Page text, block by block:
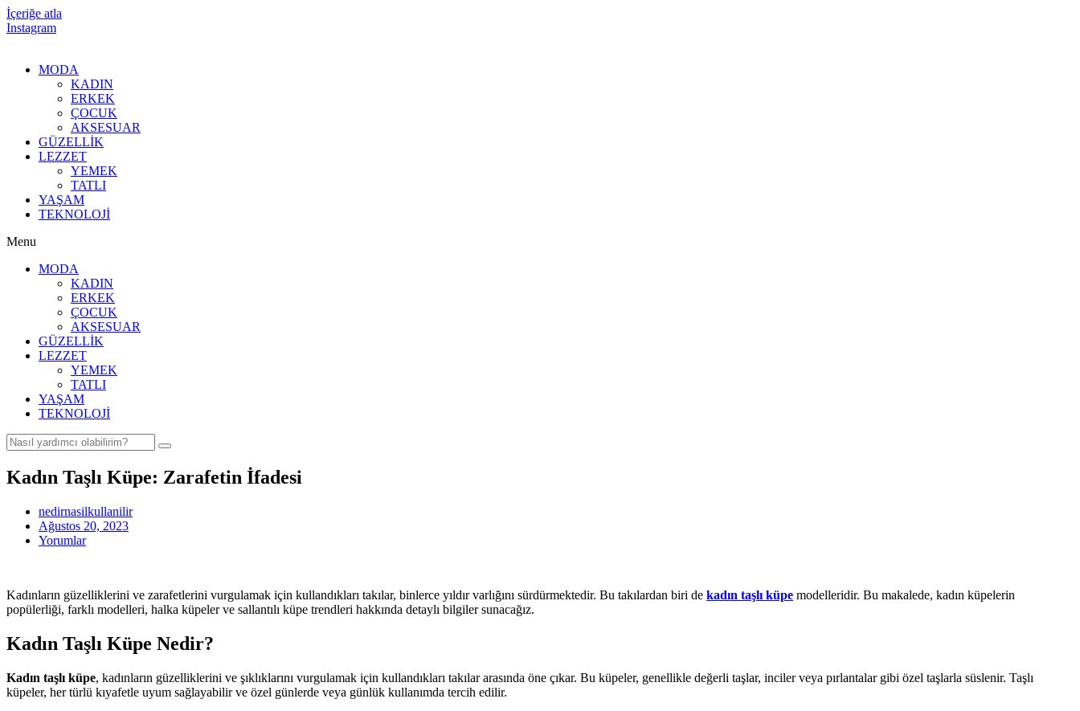
İçeriğe atla
Instagram
MODA
KADIN
ERKEK
ÇOCUK
AKSESUAR
GÜZELLİK
LEZZET
YEMEK
TATLI
YAŞAM
TEKNOLOJİ
Menu
MODA
KADIN
ERKEK
ÇOCUK
AKSESUAR
GÜZELLİK
LEZZET
YEMEK
TATLI
YAŞAM
TEKNOLOJİ
Kadın Taşlı Küpe: Zarafetin İfadesi
nedirnasilkullanilir
Ağustos 20, 2023
Yorumlar
Kadınların güzelliklerini ve zarafetlerini vurgulamak için kullandıkları takılar, binlerce yıldır varlığını sürdürmektedir. Bu takılardan biri de kadın taşlı küpe modelleridir. Bu makalede, kadın küpelerin
popülerliği, farklı modelleri, halka küpeler ve sallantılı küpe trendleri hakkında detaylı bilgiler sunacağız.
Kadın Taşlı Küpe Nedir?
Kadın taşlı küpe, kadınların güzelliklerini ve şıklıklarını vurgulamak için kullandıkları takılar arasında öne çıkar. Bu küpeler, genellikle değerli taşlar, inciler veya pırlantalar gibi özel taşlarla süslenir. Taşlı
küpeler, her türlü kıyafetle uyum sağlayabilir ve özel günlerde veya günlük kullanımda tercih edilir.